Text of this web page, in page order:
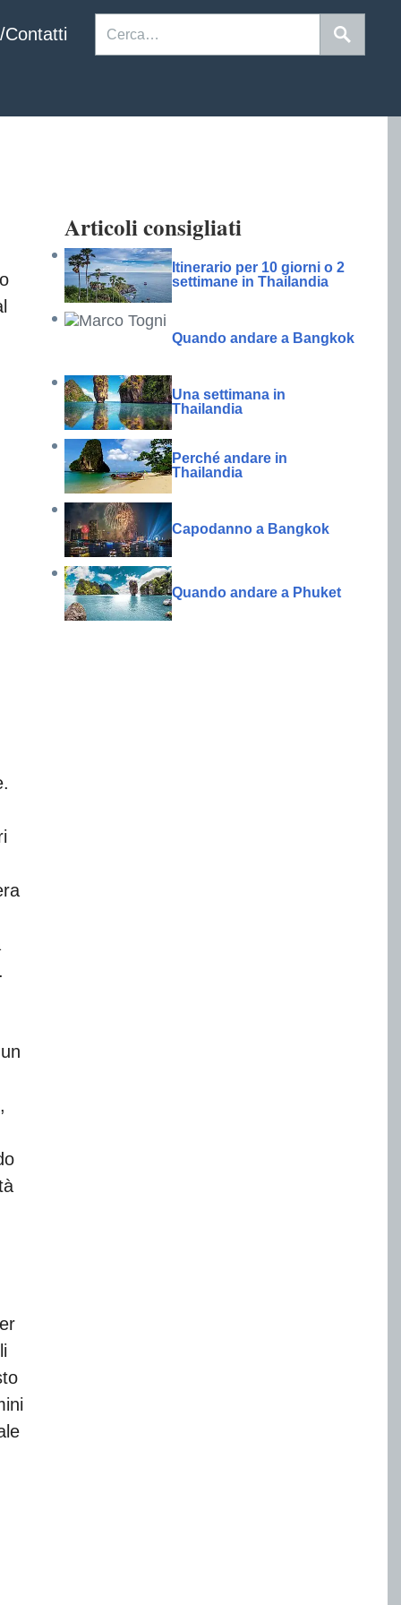
Contatti
Articoli consigliati
Itinerario per 10 giorni o 2
settimane in Thailandia
Quando andare a Bangkok
Una settimana in
Thailandia
Perché andare in
Thailandia
Capodanno a Bangkok
Quando andare a Phuket